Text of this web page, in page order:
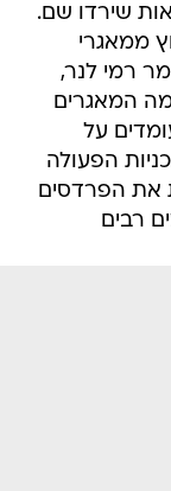
שירדו שם.
ממאגרי
רמי לנר,
המאגרים
על
הפעולה
את הפרדסים
רבים